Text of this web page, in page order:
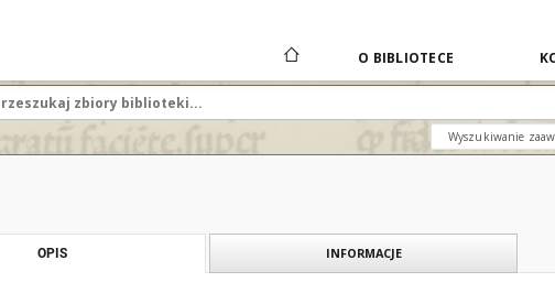
O BIBLIOTECE
Wyszukiwanie
OPIS INFORMACJE